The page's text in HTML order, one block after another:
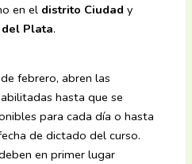
en el distrito Ciudad y
Plata.
febrero, abren las
hasta que se
para cada día o hasta
de dictado del curso.
en primer lugar